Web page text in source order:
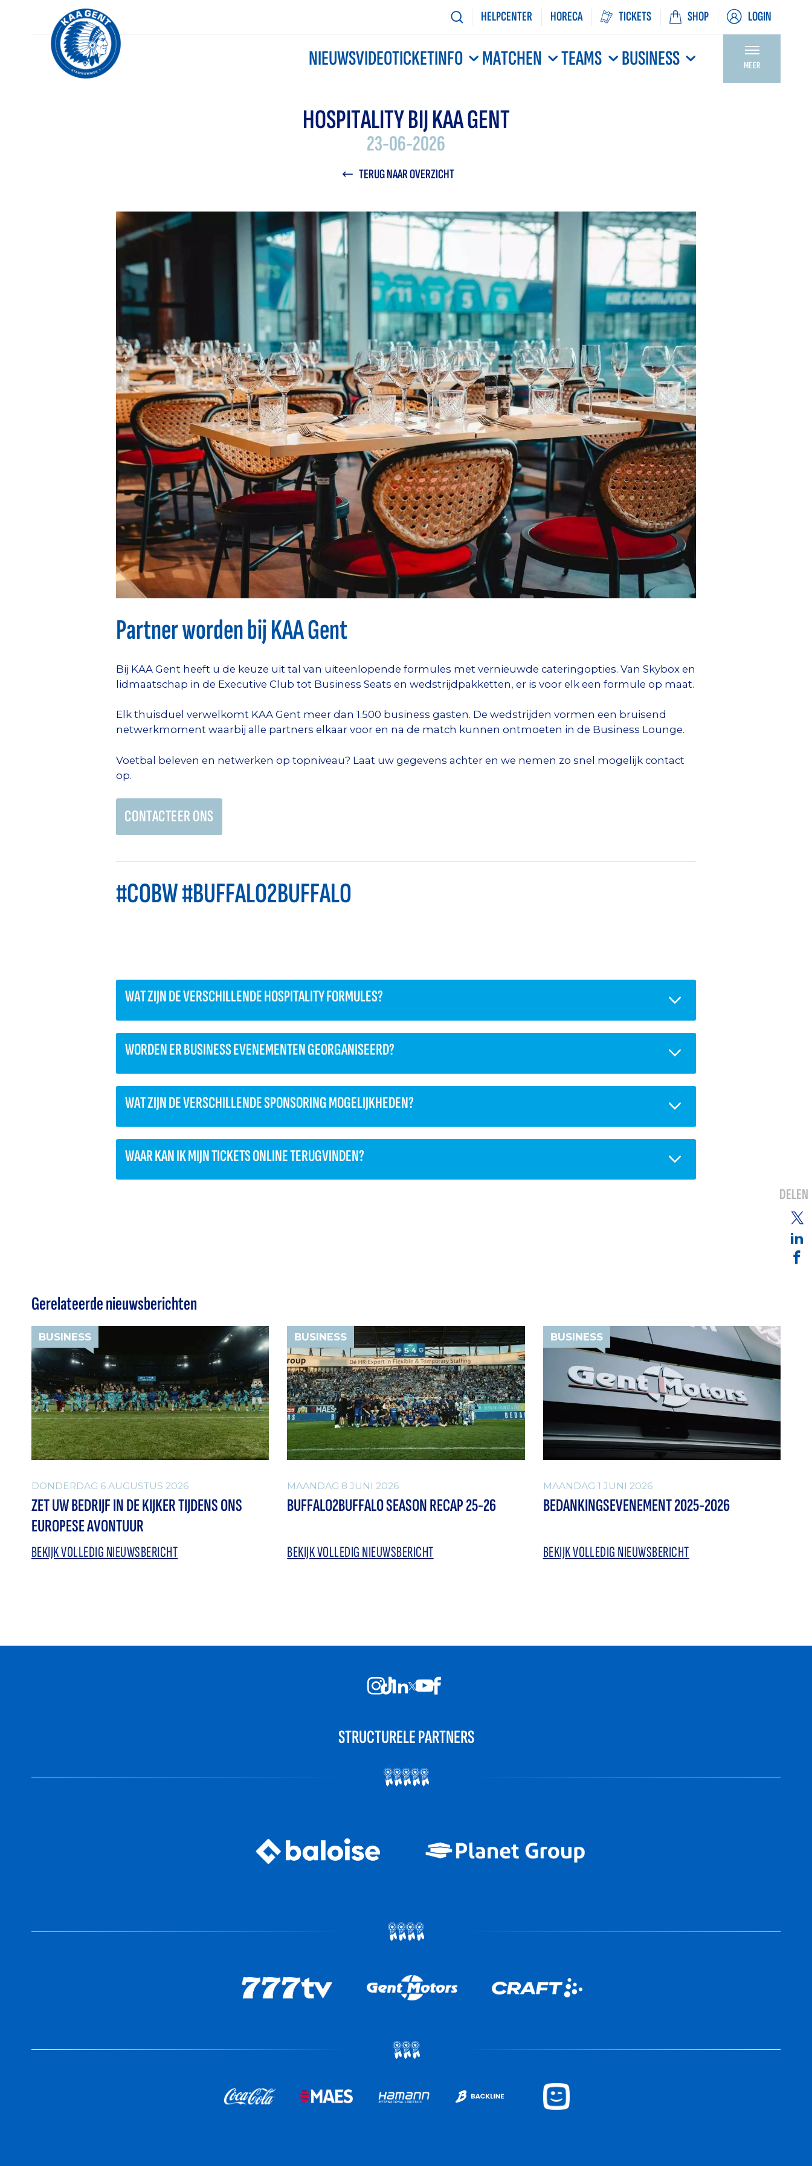
HELPCENTER HORECA TICKETS SHOP LOGIN
NIEUWSVIDEOTICKETINFO MATCHEN TEAMS BUSINESS MEER
HOSPITALITY BIJ KAA GENT
23-06-2026
TERUG NAAR OVERZICHT
Partner worden bij KAA Gent
Bij KAA Gent heeft u de keuze uit tal van uiteenlopende formules met vernieuwde cateringopties. Van Skybox en
lidmaatschap in de Executive Club tot Business Seats en wedstrijdpakketten, er is voor elk een formule op maat.
Elk thuisduel verwelkomt KAA Gent meer dan 1.500 business gasten. De wedstrijden vormen een bruisend
netwerkmoment waarbij alle partners elkaar voor en na de match kunnen ontmoeten in de Business Lounge.
Voetbal beleven en netwerken op topniveau? Laat uw gegevens achter en we nemen zo snel mogelijk contact
op.
CONTACTEER ONS
#COBW #BUFFALO2BUFFALO
WAT ZIJN DE VERSCHILLENDE HOSPITALITY FORMULES?
WORDEN ER BUSINESS EVENEMENTEN GEORGANISEERD?
WAT ZIJN DE VERSCHILLENDE SPONSORING MOGELIJKHEDEN?
WAAR KAN IK MIJN TICKETS ONLINE TERUGVINDEN?
Gerelateerde nieuwsberichten
BUSINESS
DONDERDAG 6 AUGUSTUS 2026
ZET UW BEDRIJF IN DE KIJKER TIJDENS ONS
EUROPESE AVONTUUR
BEKIJK VOLLEDIG NIEUWSBERICHT
BUSINESS
MAANDAG 8 JUNI 2026
BUFFALO2BUFFALO SEASON RECAP 25-26
BEKIJK VOLLEDIG NIEUWSBERICHT
BUSINESS
MAANDAG 1 JUNI 2026
BEDANKINGSEVENEMENT 2025-2026
BEKIJK VOLLEDIG NIEUWSBERICHT
DELEN
STRUCTURELE PARTNERS